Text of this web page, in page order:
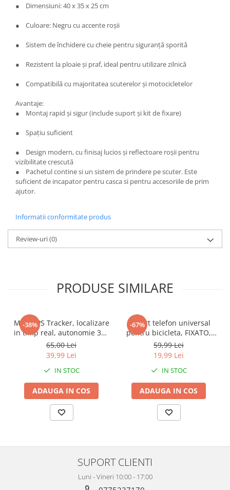
● Dimensiuni: 40 x 35 x 25 cm
● Culoare: Negru cu accente roșii
● Sistem de închidere cu cheie pentru siguranță sporită
● Rezistent la ploaie și praf, ideal pentru utilizare zilnică
● Compatibilă cu majoritatea scuterelor și motocicletelor
Avantaje:
● Montaj rapid și sigur (include suport și kit de fixare)
● Spațiu suficient
● Design modern, cu finisaj lucios și reflectoare roșii pentru
vizibilitate crescută
● Pachetul contine si un sistem de prindere pe scuter. Este
suficient de incapator pentru casca si pentru accesoriile de prim
ajutor.
Informatii conformitate produs
Review-uri(0)
PRODUSE SIMILARE
-38%
Mini GPS Tracker, localizare
in timp real, autonomie 365
zile, compatibil Apple Find
My, rezistent la apa, pentru
masini, copii, animale,
bagaje, negru, FIXATO
65,00 Lei
39,99 Lei
IN STOC
ADAUGA IN COS
-67%
Suport telefon universal
pentru bicicleta, FIXATO,
rotativ 360°, montaj pe
ghidon, silicon, compatibil
bicicleta, scuter, carut,
trotineta, Verde
59,99 Lei
19,99 Lei
IN STOC
ADAUGA IN COS
SUPORT CLIENTI
Luni - Vineri 10:00 - 17:00